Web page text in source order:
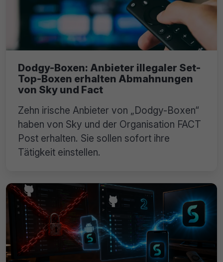
Dodgy-Boxen: Anbieter illegaler Set-
Top-Boxen erhalten Abmahnungen
von Sky und Fact
Zehn irische Anbieter von „Dodgy-Boxen“
haben von Sky und der Organisation FACT
Post erhalten. Sie sollen sofort ihre
Tätigkeit einstellen.